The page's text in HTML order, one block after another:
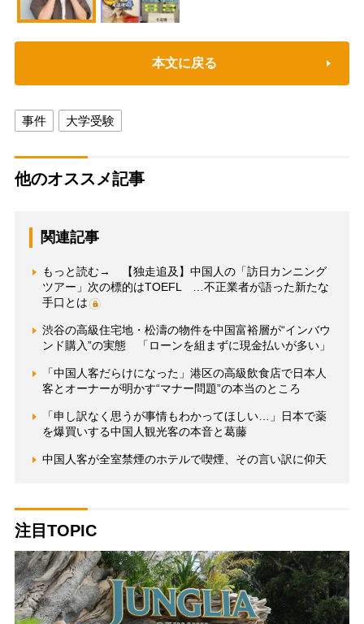
本文に戻る
事件 大学受験
他のオススメ記事
関連記事
もっと読む→ 【独走追及】中国人の「訪日カンニング
ツアー」次の標的はTOEFL …不正業者が語った新たな
手口とは
渋谷の高級住宅地・松濤の物件を中国富裕層が“インバウ
ンド購入”の実態 「ローンを組まずに現金払いが多い」
「中国人客だらけになった」港区の高級飲食店で日本人
客とオーナーが明かす“マナー問題”の本当のところ
「申し訳なく思うが事情もわかってほしい…」日本で薬
を爆買いする中国人観光客の本音と葛藤
中国人客が全室禁煙のホテルで喫煙、その言い訳に仰天
注目TOPIC